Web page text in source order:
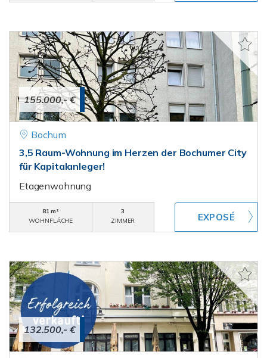
155.000,- €
Bochum
3,5 Raum-Wohnung im Herzen der Bochumer City
für Kapitalanleger!
Etagenwohnung
81 m²
WOHNFLÄCHE
3
ZIMMER
132.500,- €